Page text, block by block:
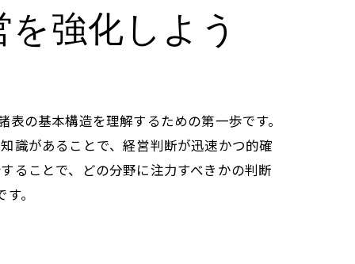
強化しよう
の基本構造を理解するための第一歩です。
識があることで、経営判断が迅速かつ的確
ることで、どの分野に注力すべきかの判断
。